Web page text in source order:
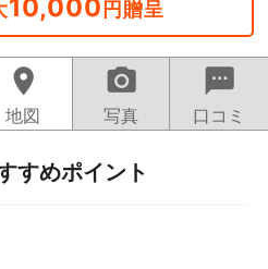
10,000 円贈呈
location_on
地図
camera_alt
写真
sms
口コミ
すめポイント